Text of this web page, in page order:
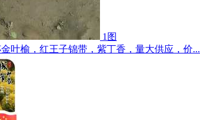
1图
叶榆，红王子锦带，紫丁香，量大供应，价...